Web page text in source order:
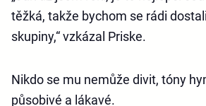
těžká, takže bychom se rádi
skupiny,“ vzkázal Priske.
Nikdo se mu nemůže divit, tóny
působivé a lákavé.